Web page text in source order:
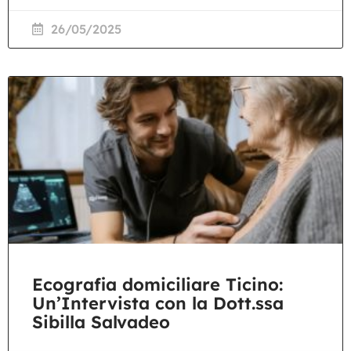
26/05/2025
Ecografia domiciliare Ticino:
Un’Intervista con la Dott.ssa
Sibilla Salvadeo